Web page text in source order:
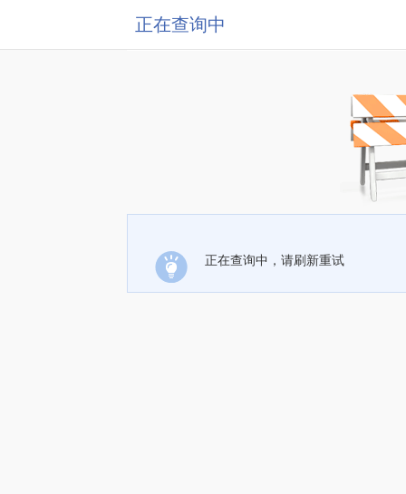
正在查询中
正在查询中，请刷新重试